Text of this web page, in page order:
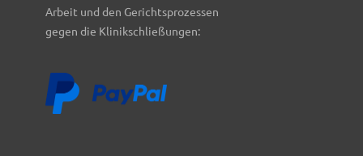
Arbeit und den Gerichtsprozessen
gegen die Klinikschließungen: